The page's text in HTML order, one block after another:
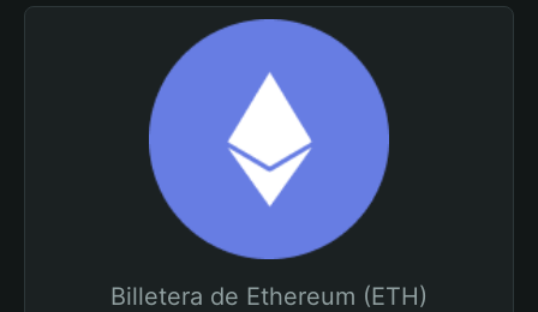
Billetera de Ethereum (ETH)